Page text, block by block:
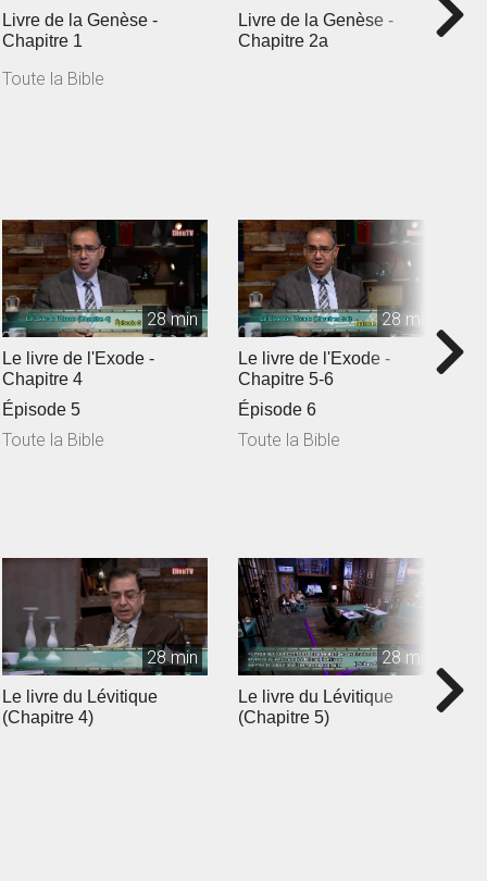
Livre de la Genèse -
Chapitre 1
Toute la Bible
Livre de la Genèse -
Chapitre 2a
28 min
Le livre de l'Exode -
Chapitre 4
Épisode 5
Toute la Bible
28 min
Le livre de l'Exode -
Chapitre 5-6
Épisode 6
Toute la Bible
28 min
Le livre du Lévitique
(Chapitre 4)
28 min
Le livre du Lévitique
(Chapitre 5)